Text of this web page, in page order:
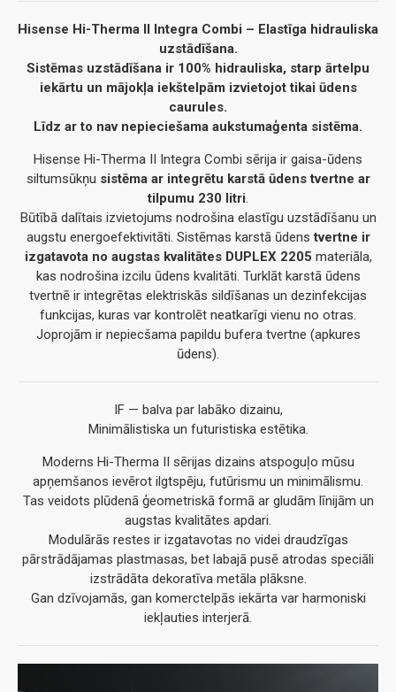
Hisense Hi-Therma II Integra Combi – Elastīga hidrauliska
uzstādīšana.
Sistēmas uzstādīšana ir 100% hidrauliska, starp ārtelpu
iekārtu un mājokļa iekštelpām izvietojot tikai ūdens
caurules.
Līdz ar to nav nepieciešama aukstumaģenta sistēma.
Hisense Hi-Therma II Integra Combi sērija ir gaisa-ūdens
siltumsūkņu sistēma ar integrētu karstā ūdens tvertne ar
tilpumu 230 litri.
Būtībā dalītais izvietojums nodrošina elastīgu uzstādīšanu un
augstu energoefektivitāti. Sistēmas karstā ūdenstvertne ir
izgatavota no augstas kvalitātes DUPLEX 2205 materiāla,
kas nodrošina izcilu ūdens kvalitāti. Turklāt karstā ūdens
tvertnē ir integrētas elektriskās sildīšanas un dezinfekcijas
funkcijas, kuras var kontrolēt neatkarīgi vienu no otras.
Joprojām ir nepiecšama papildu bufera tvertne (apkures
ūdens).
IF — balva par labāko dizainu,
Minimālistiska un futuristiska estētika.
Moderns Hi-Therma II sērijas dizains atspoguļo mūsu
apņemšanos ievērot ilgtspēju, futūrismu un minimālismu.
Tas veidots plūdenā ģeometriskā formā ar gludām līnijām un
augstas kvalitātes apdari.
Modulārās restes ir izgatavotas no videi draudzīgas
pārstrādājamas plastmasas, bet labajā pusē atrodas speciāli
izstrādāta dekoratīva metāla plāksne.
Gan dzīvojamās, gan komerctelpās iekārta var harmoniski
iekļauties interjerā.